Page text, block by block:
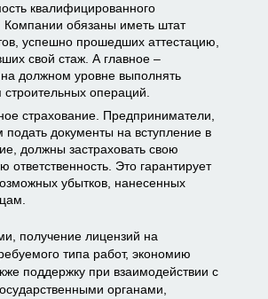
квалифицированного
Компании обязаны иметь штат
успешно прошедших аттестацию,
свой стаж. А главное –
должном уровне выполнять
операций.
страхование. Предприниматели,
подать документы на вступление в
должны застраховать свою
ответственность. Это гарантирует
убытков, нанесенных
получение лицензий на
типа работ, экономию
поддержку при взаимодействии с
органами,